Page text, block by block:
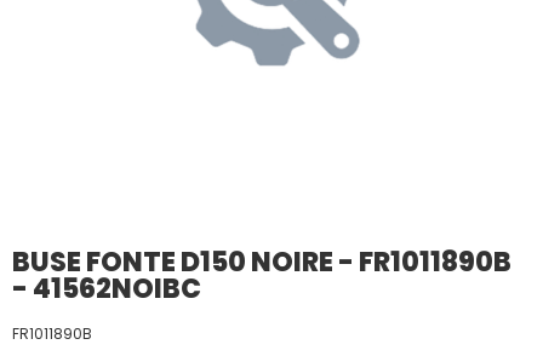
BUSE FONTE D150 NOIRE - FR1011890B
- 41562NOIBC
FR1011890B